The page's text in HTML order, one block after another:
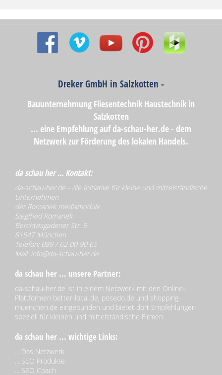
Dreker GmbH in Salzkotten -
Bauunternehmung Fliesentechnik Haustechnik in
Salzkotten
... eine Empfehlung auf da-schau-her.de - dem
Netzwerk zur Förderung des lokalen Handels.
da schau her ... Kontakt:
da-schau-her.de - die Initiative für kleine und mittelständische
Unternehmen
der Romanek mediamodule
Siegfried Romanek
Berchtesgadener Str. 9
81547 München
Telefon: 089 / 62 00 90 65
Mail: info@da-schau-her.de
da schau her ... unsere Partner:
da-schau-her.de ist in einem Netzwerk mit den Online-
Plattformen better-local.de, posedo.de und shopping-
muenchen.de eingebunden und bietet dort Empfehlungen
speziell für kleinen und mittelständische Firmen.
da schau her ... wichtige Links:
Das Netzwerk
SEO Produkte
SEO Coach